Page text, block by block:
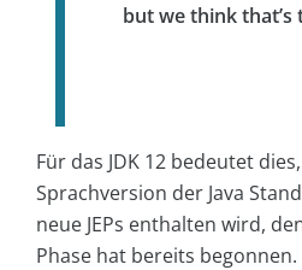
but we think that’s
Für das JDK 12 bedeutet
Sprachversion der Java
neue JEPs enthalten wird,
Phase hat bereits